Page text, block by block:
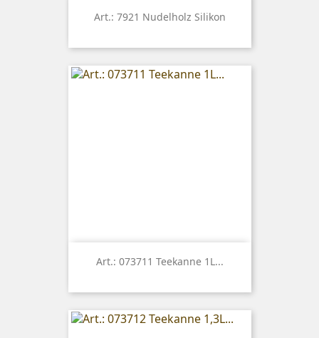
Art.: 7921 Nudelholz Silikon
Art.: 073711 Teekanne 1L...